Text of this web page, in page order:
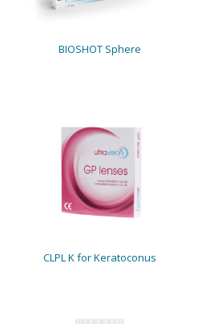
BIOSHOT Sphere
CLPL K for Keratoconus